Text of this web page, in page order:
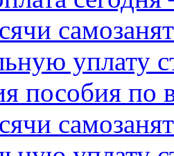
уплату
пособия по